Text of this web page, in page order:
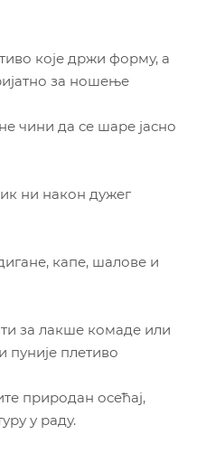
које држи форму, а
за ношење
чини да се шаре јасно
ни након дужег
капе, шалове и
за лакше комаде или
пуније плетиво
природан осећај,
у раду.